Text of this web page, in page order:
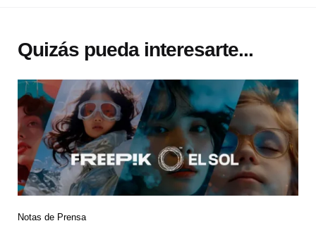
Quizás pueda interesarte...
Notas de Prensa